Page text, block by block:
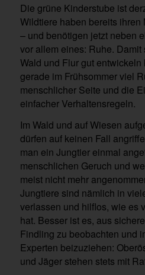
Die grüne Kinderstube ist
Wildtiere haben bereits
– und benötigen jetzt neben
vor allem eines: Ruhe.
Wald und Flur gut entwickeln
gerade im Frühsommer viel
menschlicher Seite und die
einfacher Verhaltensregeln.
Im Wald und auf Wiesen
dürfen auf keinen Fall
man ein Jungtier einmal
menschlichen Geruch und
meist nicht mehr
Jungtiere sind nämlich in
verlassen und hilflos, wie es
hat. Besser ist es, aus
Findling zu beobachten und
Experten beizuziehen:
und Jäger stehen stets mit